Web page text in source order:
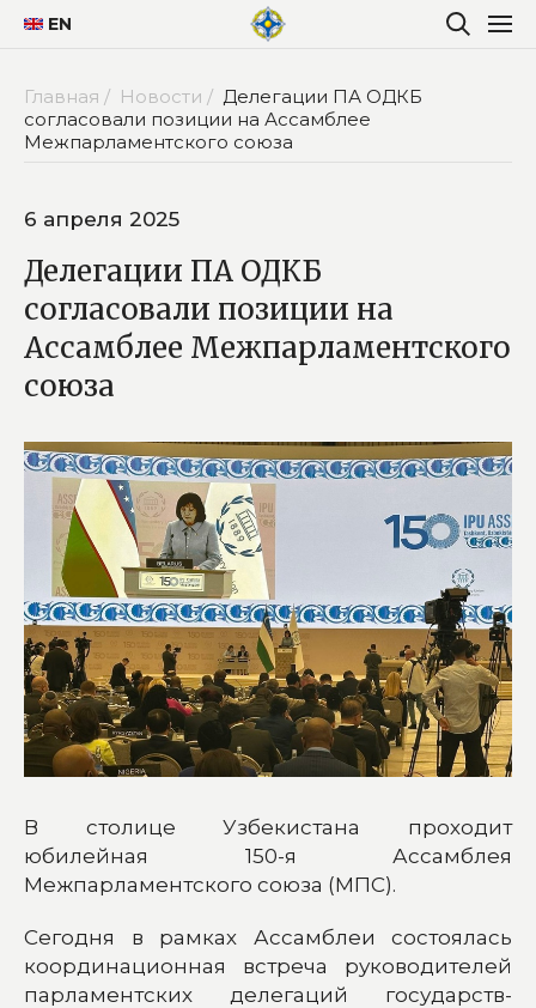
EN
Главная / Новости / Делегации ПА ОДКБ
согласовали позиции на Ассамблее
Межпарламентского союза
6 апреля 2025
Делегации ПА ОДКБ
согласовали позиции на
Ассамблее Межпарламентского
союза
В столице Узбекистана проходит
юбилейная 150-я Ассамблея
Межпарламентского союза (МПС).
Сегодня в рамках Ассамблеи состоялась
координационная встреча руководителей
парламентских делегаций государств-